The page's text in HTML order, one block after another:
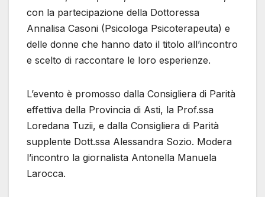
con la partecipazione della Dottoressa
Annalisa Casoni (Psicologa Psicoterapeuta) e
delle donne che hanno dato il titolo all’incontro
e scelto di raccontare le loro esperienze.
L’evento è promosso dalla Consigliera di Parità
effettiva della Provincia di Asti, la Prof.ssa
Loredana Tuzii, e dalla Consigliera di Parità
supplente Dott.ssa Alessandra Sozio. Modera
l’incontro la giornalista Antonella Manuela
Larocca.